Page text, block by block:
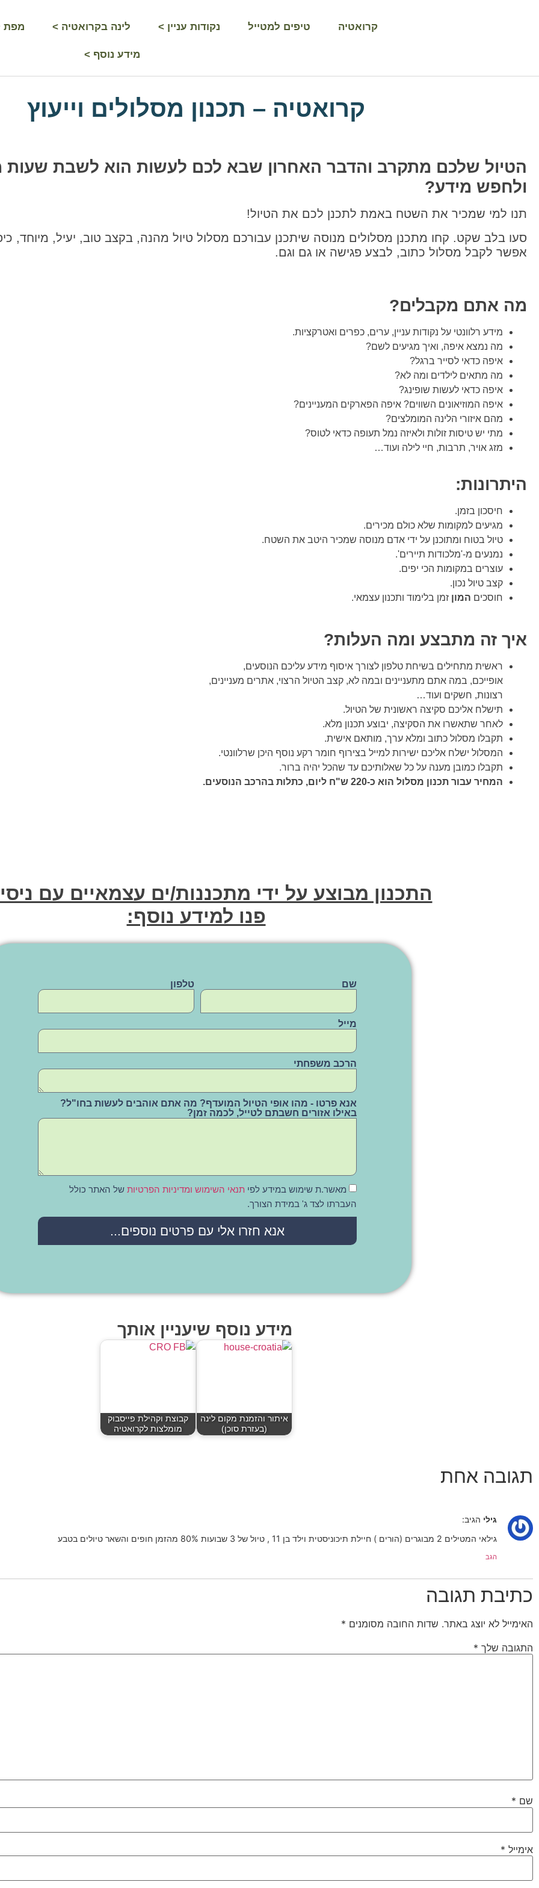
קרואטיה טיפים למטייל נקודות עניין > לינה בקרואטיה > מפת
מידע נוסף >
קרואטיה – תכנון מסלולים וייעוץ
הטיול שלכם מתקרב והדבר האחרון שבא לכם לעשות הוא לשבת
ולחפש מידע?
תנו למי שמכיר את השטח באמת לתכנן לכם את הטיול!
סעו בלב שקט. קחו מתכנן מסלולים מנוסה שיתכנן עבורכם מסלול טיול מהנה, בקצב טוב, יעיל, מיוחד,
אפשר לקבל מסלול כתוב, לבצע פגישה או גם וגם.
מה אתם מקבלים?
מידע רלוונטי על נקודות עניין, ערים, כפרים ואטרקציות.
מה נמצא איפה, ואיך מגיעים לשם?
איפה כדאי לסייר ברגל?
מה מתאים לילדים ומה לא?
איפה כדאי לעשות שופינג?
איפה המוזיאונים השווים? איפה הפארקים המעניינים?
מהם איזורי הלינה המומלצים?
מתי יש טיסות זולות ולאיזה נמל תעופה כדאי לטוס?
מזג אויר, תרבות, חיי לילה ועוד…
היתרונות:
חיסכון בזמן.
מגיעים למקומות שלא כולם מכירים.
טיול בטוח ומתוכנן על ידי אדם מנוסה שמכיר היטב את השטח.
נמנעים מ-'מלכודות תיירים'.
עוצרים במקומות הכי יפים.
קצב טיול נכון.
חוסכים המון זמן בלימוד ותכנון עצמאי.
איך זה מתבצע ומה העלות?
ראשית מתחילים בשיחת טלפון לצורך איסוף מידע עליכם הנוסעים,
אופייכם, במה אתם מתעניינים ובמה לא, קצב הטיול הרצוי, אתרים מעניינים,
רצונות, חשקים ועוד…
תישלח אליכם סקיצה ראשונית של הטיול.
לאחר שתאשרו את הסקיצה, יבוצע תכנון מלא.
תקבלו מסלול כתוב ומלא ערך, מותאם אישית.
המסלול ישלח אליכם ישירות למייל בצירוף חומר רקע נוסף היכן שרלוונטי.
תקבלו כמובן מענה על כל שאלותיכם עד שהכל יהיה ברור.
המחיר עבור תכנון מסלול הוא כ-220 ש"ח ליום, כתלות בהרכב הנוסעים.
התכנון מבוצע על ידי מתכננות/ים עצמאיים עם
פנו למידע נוסף:
שם טלפון
מייל
הרכב משפחתי
אנא פרטו - מהו אופי הטיול המועדף? מה אתם אוהבים לעשות בחו"ל?
באילו אזורים חשבתם לטייל, לכמה זמן?
מאשר.ת שימוש במידע לפיתנאי השימוש ומדיניות הפרטיותשל האתר כולל
העברתו לצד ג' במידת הצורך.
אנא חזרו אלי עם פרטים נוספים...
מידע נוסף שיעניין אותך
איתור והזמנת מקום לינה
(בעזרת סוכן)
קבוצת וקהילת פייסבוק
מומלצות לקרואטיה
תגובה אחת
גילי הגיב:
גילאי המטילים 2 מבוגרים (הורים ) חיילת תיכוניסטית וילד בן 11 , טיול של 3 שבועות 80% מהזמן חופים והשאר טיולים בטבע
הגב
כתיבת תגובה
האימייל לא יוצג באתר. שדות החובה מסומנים *
התגובה שלך *
שם *
אימייל *